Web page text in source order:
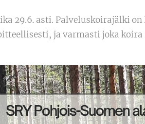
29.6. asti. Palveluskoirajälki
ja varmasti joka